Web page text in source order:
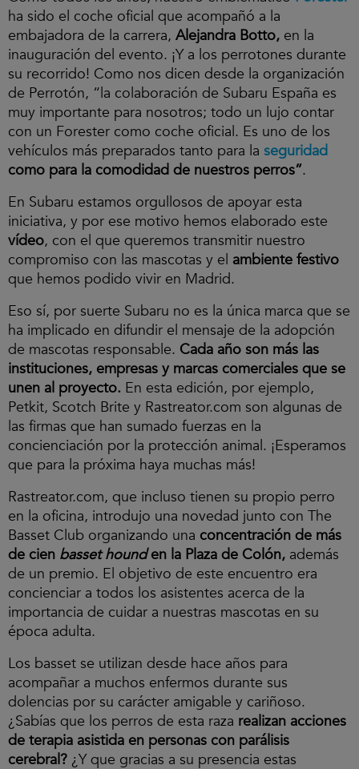
ha sido el coche oficial que acompañó a la
embajadora de la carrera, Alejandra Botto, en la
inauguración del evento. ¡Y a los perrotones durante
su recorrido! Como nos dicen desde la organización
de Perrotón, “la colaboración de Subaru España es
muy importante para nosotros; todo un lujo contar
con un Forester como coche oficial. Es uno de los
vehículos más preparados tanto para la seguridad
como para la comodidad de nuestros perros”.
En Subaru estamos orgullosos de apoyar esta
iniciativa, y por ese motivo hemos elaborado este
vídeo, con el que queremos transmitir nuestro
compromiso con las mascotas y el ambiente festivo
que hemos podido vivir en Madrid.
Eso sí, por suerte Subaru no es la única marca que se
ha implicado en difundir el mensaje de la adopción
de mascotas responsable. Cada año son más las
instituciones, empresas y marcas comerciales que se
unen al proyecto. En esta edición, por ejemplo,
Petkit, Scotch Brite y Rastreator.com son algunas de
las firmas que han sumado fuerzas en la
concienciación por la protección animal. ¡Esperamos
que para la próxima haya muchas más!
Rastreator.com, que incluso tienen su propio perro
en la oficina, introdujo una novedad junto con The
Basset Club organizando una concentración de más
de cien basset hounden la Plaza de Colón, además
de un premio. El objetivo de este encuentro era
concienciar a todos los asistentes acerca de la
importancia de cuidar a nuestras mascotas en su
época adulta.
Los basset se utilizan desde hace años para
acompañar a muchos enfermos durante sus
dolencias por su carácter amigable y cariñoso.
¿Sabías que los perros de esta raza realizan acciones
de terapia asistida en personas con parálisis
cerebral? ¿Y que gracias a su presencia estas